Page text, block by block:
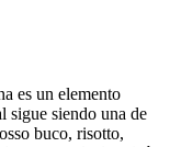
es un elemento
sigue siendo una de
buco, risotto,